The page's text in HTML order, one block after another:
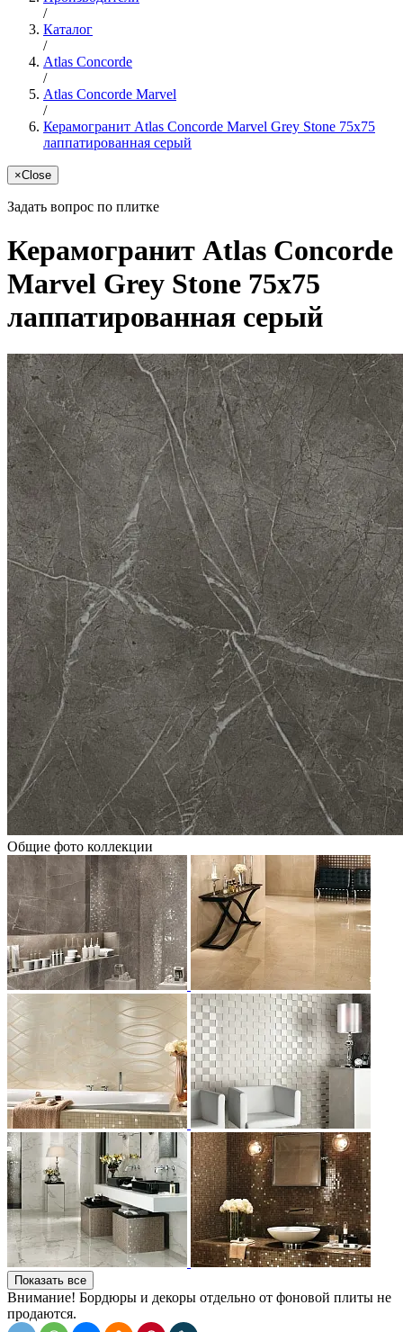
/
Каталог
/
Atlas Concorde
/
Atlas Concorde Marvel
/
Керамогранит Atlas Concorde Marvel Grey Stone 75x75
лаппатированная серый
×Close
Задать вопрос по плитке
Керамогранит Atlas Concorde
Marvel Grey Stone 75x75
лаппатированная серый
Общие фото коллекции
Показать все
Внимание! Бордюры и декоры отдельно от фоновой плиты не
продаются.